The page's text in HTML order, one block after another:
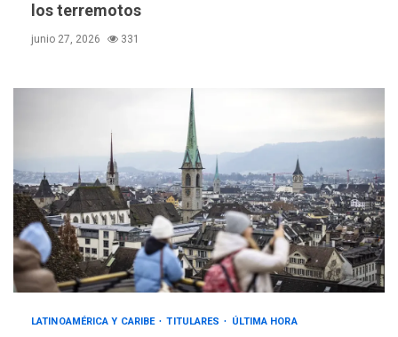
los terremotos
junio 27, 2026 331
LATINOAMÉRICA Y CARIBE TITULARES ÚLTIMA HORA